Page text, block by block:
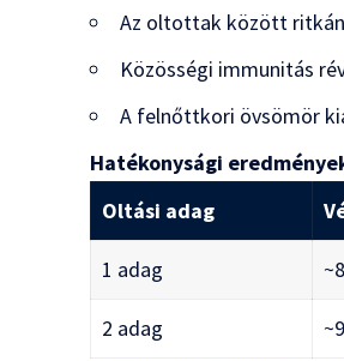
Az oltottak között
Közösségi immunitás
A felnőttkori övsömör
Hatékonysági
Oltási adag
1 adag
2 adag